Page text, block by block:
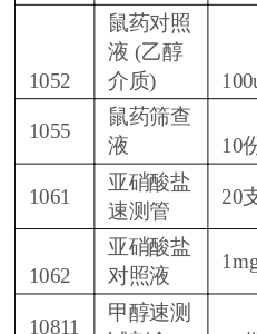
1052
鼠药对照
液 (乙醇
介质)
1055
鼠药筛查
液 10
1061
亚硝酸盐
速测管
20
1062
亚硝酸盐
对照液
10811
甲醇速测